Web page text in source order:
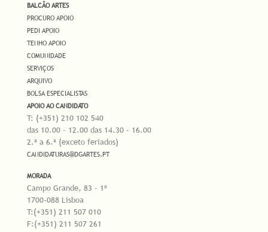
BALCÃO ARTES
PROCURO APOIO
PEDI APOIO
TENHO APOIO
COMUNIDADE
SERVIÇOS
ARQUIVO
BOLSA ESPECIALISTAS
APOIO AO CANDIDATO
T: (+351) 210 102 540
das 10.00 - 12.00 das 14.30 - 16.00
2.ª a 6.ª (exceto feriados)
CANDIDATURAS@DGARTES.PT
MORADA
Campo Grande, 83 - 1º
1700-088 Lisboa
T:(+351) 211 507 010
F:(+351) 211 507 261